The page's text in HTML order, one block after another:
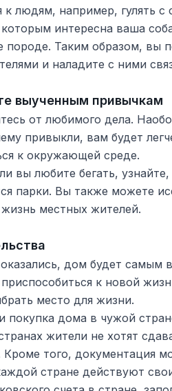
к людям, например, гулять с
интересна ваша
породе. Таким образом, вы
и наладите с ними
выученным привычкам
от любимого дела.
привыкли, вам будет
к окружающей среде.
вы любите бегать,
парки. Вы также можете
местных жителей.
дом будет самым
к новой
место для жизни.
покупка дома в чужой
жители не хотят
Кроме того, документация
стране действуют